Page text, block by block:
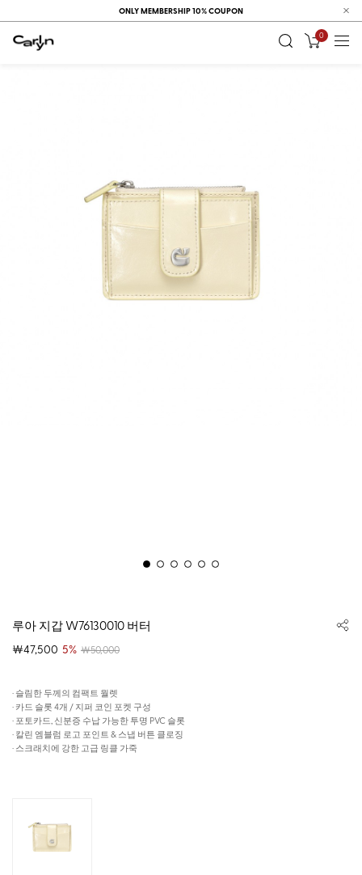
ONLY MEMBERSHIP 10% COUPON
0
루아 지갑 W76130010 버터
￦47,500 5% ￦50,000
· 슬림한 두께의 컴팩트 월렛
· 카드 슬롯 4개 / 지퍼 코인 포켓 구성
· 포토카드, 신분증 수납 가능한 투명 PVC 슬롯
· 칼린 엠블럼 로고 포인트 & 스냅 버튼 클로징
· 스크래치에 강한 고급 링클 가죽